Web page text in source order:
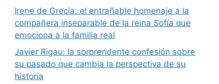
Irene de Grecia: el entrañable homenaje a la
compañera inseparable de la reina Sofía que
emociona a la familia real
Javier Rigau: la sorprendente confesión sobre
su pasado que cambia la perspectiva de su
historia